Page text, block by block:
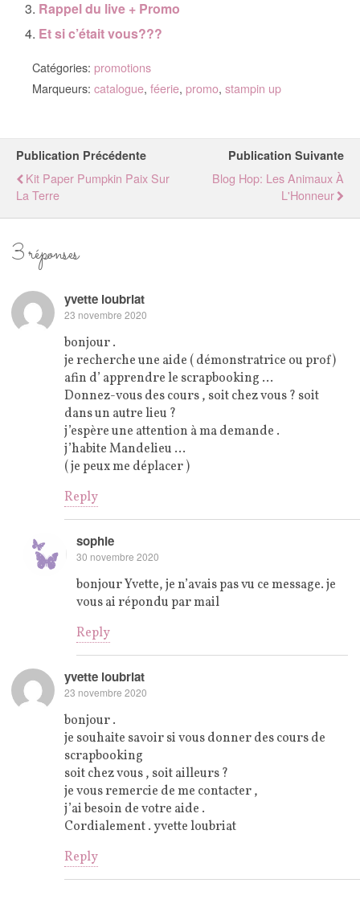
Rappel du live + Promo
Et si c’était vous???
Catégories: promotions
Marqueurs: catalogue, féerie, promo, stampin up
Publication Précédente
Kit Paper Pumpkin Paix Sur
La Terre
Publication Suivante
Blog Hop: Les Animaux À
L'Honneur
3 réponses
yvette loubriat
23 novembre 2020
bonjour .
je recherche une aide ( démonstratrice ou prof)
afin d’ apprendre le scrapbooking …
Donnez-vous des cours , soit chez vous ? soit
dans un autre lieu ?
j’espère une attention à ma demande .
j’habite Mandelieu …
( je peux me déplacer )
Reply
sophie
30 novembre 2020
bonjour Yvette, je n’avais pas vu ce message. je
vous ai répondu par mail
Reply
yvette loubriat
23 novembre 2020
bonjour .
je souhaite savoir si vous donner des cours de
scrapbooking
soit chez vous , soit ailleurs ?
je vous remercie de me contacter ,
j’ai besoin de votre aide .
Cordialement . yvette loubriat
Reply